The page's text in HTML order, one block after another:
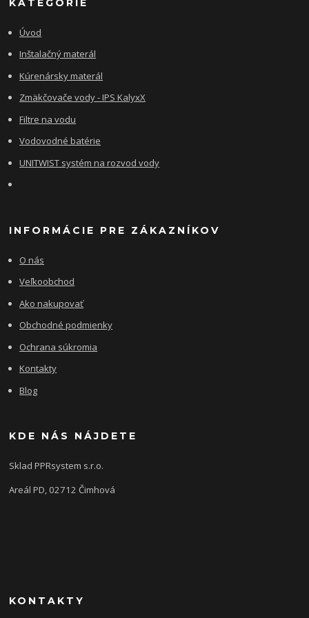
KATEGÓRIE
Úvod
Inštalačný materál
Kúrenársky materál
Zmäkčovače vody - IPS KalyxX
Filtre na vodu
Vodovodné batérie
UNITWIST systém na rozvod vody
INFORMÁCIE PRE ZÁKAZNÍKOV
O nás
Veľkoobchod
Ako nakupovať
Obchodné podmienky
Ochrana súkromia
Kontakty
Blog
KDE NÁS NÁJDETE
Sklad PPRsystem s.r.o.
Areál PD, 02712 Čimhová
KONTAKTY